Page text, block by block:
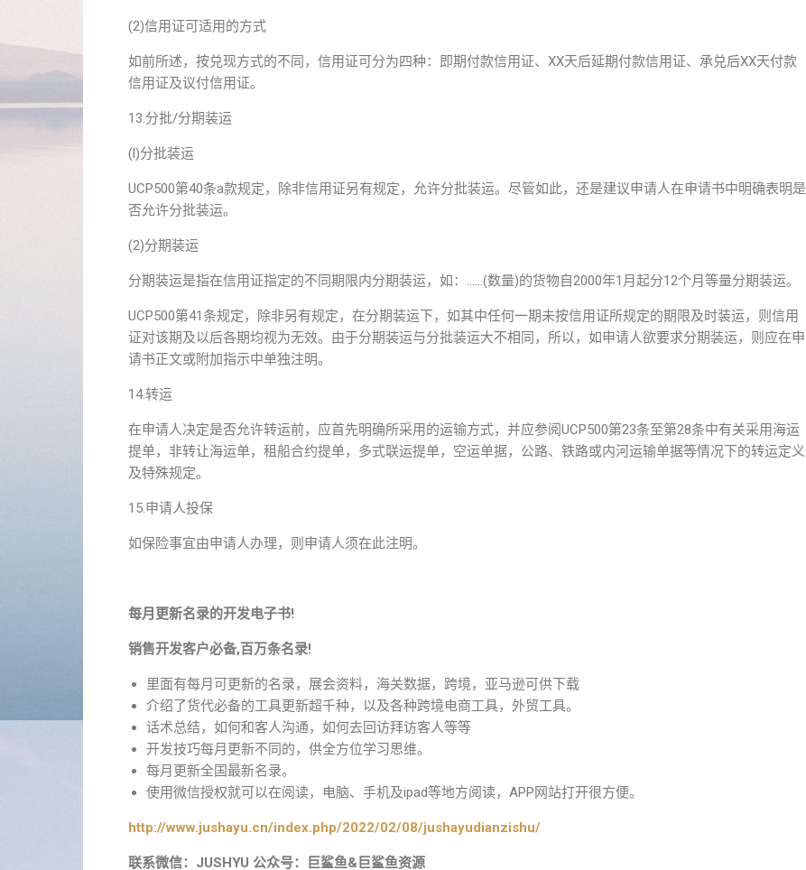
(2)信用证可适用的方式
如前所述，按兑现方式的不同，信用证可分为四种：即期付款信用证、XX天后延期付款信用证、承兑后XX天付款
信用证及议付信用证。
13.分批/分期装运
(l)分批装运
UCP500第40条a款规定，除非信用证另有规定，允许分批装运。尽管如此，还是建议申请人在申请书中明确表明是
否允许分批装运。
(2)分期装运
分期装运是指在信用证指定的不同期限内分期装运，如：……(数量)的货物自2000年1月起分12个月等量分期装运。
UCP500第41条规定，除非另有规定，在分期装运下，如其中任何一期未按信用证所规定的期限及时装运，则信用
证对该期及以后各期均视为无效。由于分期装运与分批装运大不相同，所以，如申请人欲要求分期装运，则应在申
请书正文或附加指示中单独注明。
14.转运
在申请人决定是否允许转运前，应首先明确所采用的运输方式，并应参阅UCP500第23条至第28条中有关采用海运
提单，非转让海运单，租船合约提单，多式联运提单，空运单据，公路、铁路或内河运输单据等情况下的转运定义
及特殊规定。
15.申请人投保
如保险事宜由申请人办理，则申请人须在此注明。
每月更新名录的开发电子书!
销售开发客户必备,百万条名录!
里面有每月可更新的名录，展会资料，海关数据，跨境，亚马逊可供下载
介绍了货代必备的工具更新超千种，以及各种跨境电商工具，外贸工具。
话术总结，如何和客人沟通，如何去回访拜访客人等等
开发技巧每月更新不同的，供全方位学习思维。
每月更新全国最新名录。
使用微信授权就可以在阅读，电脑、手机及ipad等地方阅读，APP网站打开很方便。
http://www.jushayu.cn/index.php/2022/02/08/jushayudianzishu/
联系微信：JUSHYU 公众号：巨鲨鱼&巨鲨鱼资源